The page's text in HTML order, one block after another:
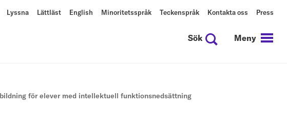
Lyssna Lättläst English Minoritetsspråk Teckenspråk Kontakta oss Press
Sök Meny
för elever med intellektuell funktionsnedsättning